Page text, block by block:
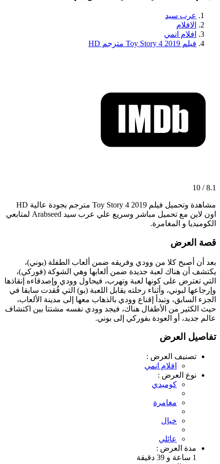
عرب سيد
الافلام
افلام انمي
فيلم Toy Story 4 2019 مترجم HD
8.1 / 10
مشاهدة وتحميل فيلم Toy Story 4 2019 مترجم بجودة عالية HD
اون لاين مع تحميل مباشر وسريع علي عرب سيد Arabseed لمتابعي
الكوميديا و المغامرة.
قصة العرض
بعد أن أصبح كلا من وودي وفريقه ضمن ألعاب الطفلة (بوني)،
يكتشف أن هناك لعبة جديدة ضمن ألعابها وهي الشوكة (فوركي)،
التي تعترض على كونها لعبة وتهرب، فيحاول وودي وإصدقاءه إنقاذها
وإرجاعها لبوني، وأثناء رحلته يقابل اللعبة (بو) التي فُقدت سابقا في
الجزء السابق، وتبدأ إقناع وودي بالذهاب معها إلى مدينة الألعاب،
حيث الكثير من الأطفال هناك، فيجد وودي نفسه مشتتا بين اكتشاف
عالم جديد، أو العودة بفوركي إلى بوني.
تفاصيل العرض
تصنيف العرض :
افلام انمي
نوع العرض :
كوميدي
مغامرة
خيال
عائلي
مدة العرض :
1 ساعة و 39 دقيقة